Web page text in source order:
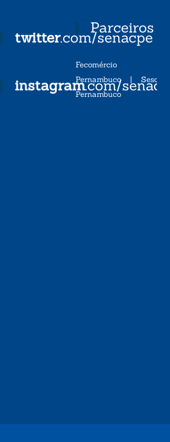
twitter.com/senacpe
instagram.com/
Parceiros
Fecomércio
Pernambuco| Sesc
Pernambuco